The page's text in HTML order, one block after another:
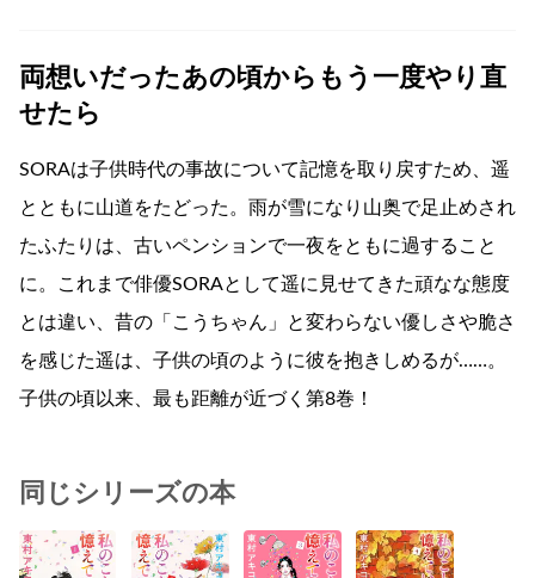
両想いだったあの頃からもう一度やり直
せたら
SORAは子供時代の事故について記憶を取り戻すため、遥
とともに山道をたどった。雨が雪になり山奥で足止めされ
たふたりは、古いペンションで一夜をともに過すること
に。これまで俳優SORAとして遥に見せてきた頑なな態度
とは違い、昔の「こうちゃん」と変わらない優しさや脆さ
を感じた遥は、子供の頃のように彼を抱きしめるが……。
子供の頃以来、最も距離が近づく第8巻！
同じシリーズの本